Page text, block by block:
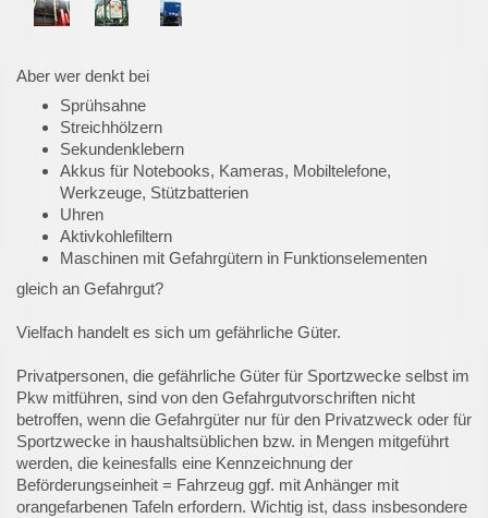
Aber wer denkt bei
Sprühsahne
Streichhölzern
Sekundenklebern
Akkus für Notebooks, Kameras, Mobiltelefone,
Werkzeuge, Stützbatterien
Uhren
Aktivkohlefiltern
Maschinen mit Gefahrgütern in Funktionselementen
gleich an Gefahrgut?
Vielfach handelt es sich um gefährliche Güter.
Privatpersonen, die gefährliche Güter für Sportzwecke selbst im
Pkw mitführen, sind von den Gefahrgutvorschriften nicht
betroffen, wenn die Gefahrgüter nur für den Privatzweck oder für
Sportzwecke in haushaltsüblichen bzw. in Mengen mitgeführt
werden, die keinesfalls eine Kennzeichnung der
Beförderungseinheit = Fahrzeug ggf. mit Anhänger mit
orangefarbenen Tafeln erfordern. Wichtig ist, dass insbesondere